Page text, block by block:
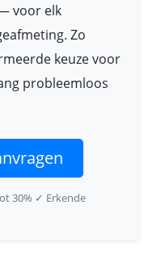
voor elk
Zo
keuze voor
probleemloos
30% ✓ Erkende